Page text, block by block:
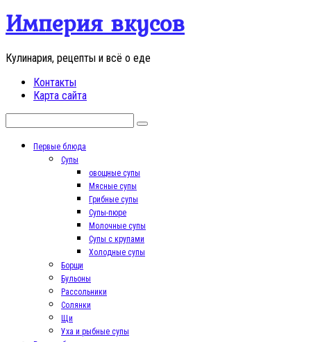
Перейти
контенту
Империя вкусов
Кулинария, рецепты и всё о еде
Контакты
Карта сайта
Первые блюда
Супы
овощные супы
Мясные супы
Грибные супы
Супы-пюре
Молочные супы
Супы с крупами
Холодные супы
Борщи
Бульоны
Рассольники
Солянки
Щи
Уха и рыбные супы